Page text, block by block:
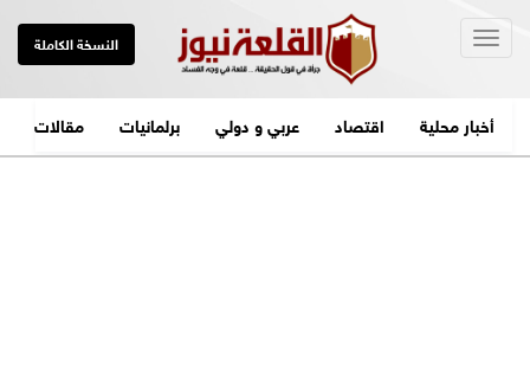
النسخة الكاملة
أخبار محلية اقتصاد عربي و دولي برلمانيات مقالات